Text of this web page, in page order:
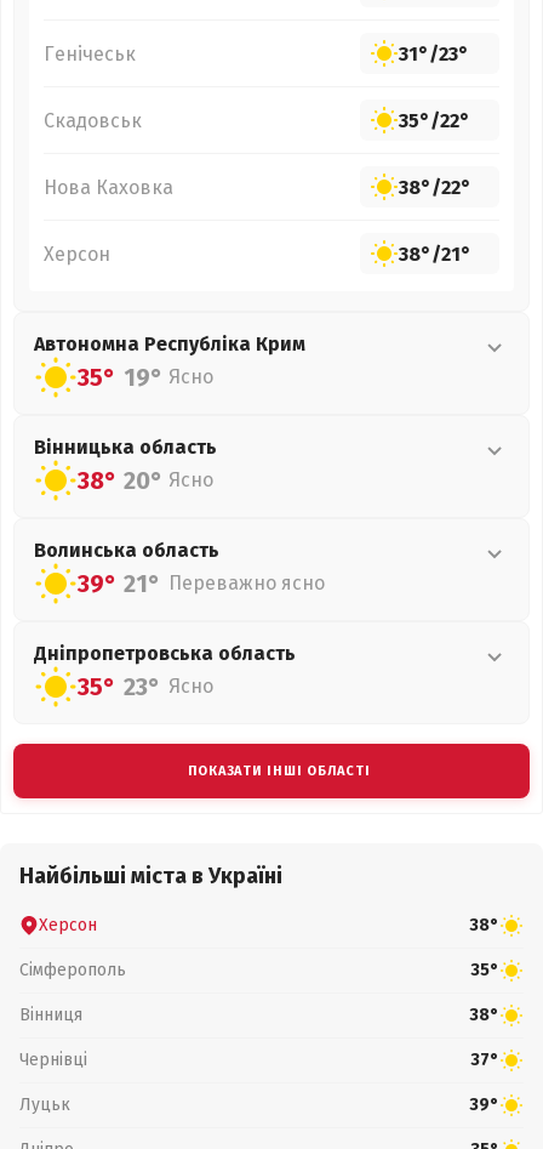
Генічеськ 31°/23°
Скадовськ 35°/22°
Нова Каховка 38°/22°
Херсон 38°/21°
Автономна Республіка Крим
35° 19° Ясно
Вінницька область
38° 20° Ясно
Волинська область
39° 21° Переважно ясно
Дніпропетровська область
35° 23° Ясно
ПОКАЗАТИ ІНШІ ОБЛАСТІ
Найбільші міста в Україні
Херсон 38°
Сімферополь 35°
Вінниця 38°
Чернівці 37°
Луцьк 39°